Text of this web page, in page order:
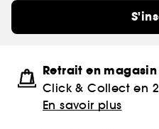
Retrait en magasin
Click & Collect en
En savoir plus